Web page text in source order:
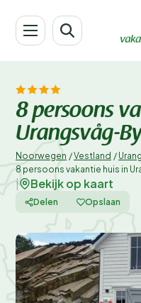
8 persoons
Urangsvåg-
Noorwegen /Vestland /
8 persoons vakantie huis in
Bekijk op kaart
Delen Opslaan